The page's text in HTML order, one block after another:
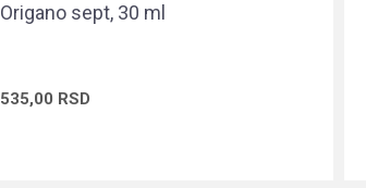
Origano sept, 30 ml
535,00 RSD